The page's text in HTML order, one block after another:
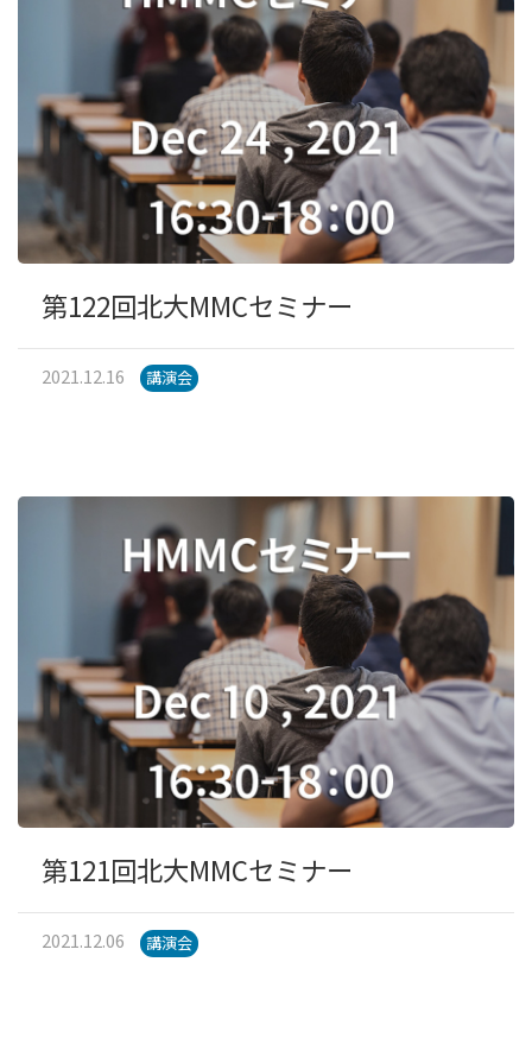
第122回北大MMCセミナー
2021.12.16 講演会
第121回北大MMCセミナー
2021.12.06 講演会